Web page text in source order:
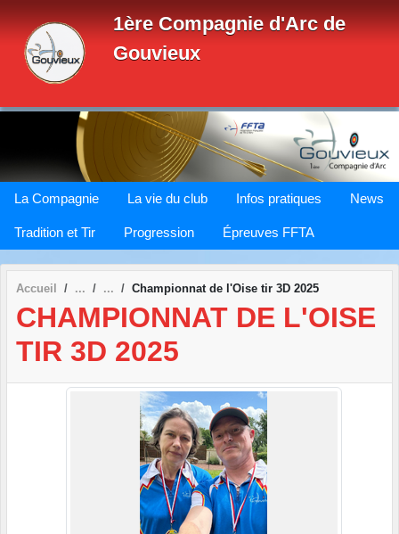
1ère Compagnie d'Arc de
Gouvieux
La Compagnie La vie du club Infos pratiques News
Tradition et Tir Progression Épreuves FFTA
Accueil Championnat de l'Oise tir 3D 2025
CHAMPIONNAT DE L'OISE
TIR 3D 2025